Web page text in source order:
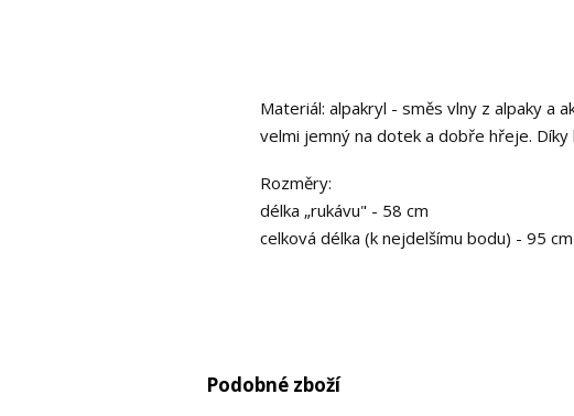
Materiál: alpakryl - směs vlny z alpaky a
velmi jemný na dotek a dobře hřeje.
Rozměry:
délka „rukávu" - 58 cm
celková délka (k nejdelšímu bodu) - 95 cm
Podobné zboží